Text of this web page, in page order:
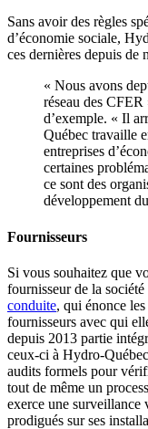
Sans avoir des règles
d’économie sociale,
ces dernières depuis de
« Nous avons
réseau des
d’exemple. « Il
Québec travaille
entreprises
certaines
ce sont des
développement
Fournisseurs
Si vous souhaitez que
fournisseur de la
conduite, qui énonce les
fournisseurs avec qui
depuis 2013 partie
ceux-ci à Hydro-
audits formels pour
tout de même un
exerce une surveillance
prodigués sur ses